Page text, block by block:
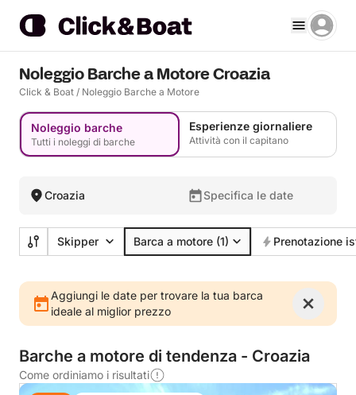
Noleggio Barche a Motore Croazia
Click & Boat / Noleggio Barche a Motore
Noleggio barche
Tutti i noleggi di barche
Esperienze giornaliere
Attività con il capitano
Croazia Specifica le date
Skipper Barca a motore (1) Prenotazione
Aggiungi le date per trovare la tua barca
ideale al miglior prezzo
Barche a motore di tendenza - Croazia
Come ordiniamo i risultati